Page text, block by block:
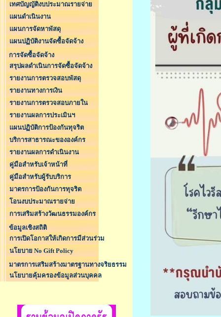
เทศบัญญัติงบประมาณรายจ่าย
แผนดำเนินงาน
แผนการจัดหาพัสดุ
แผนปฏิบัติงานจัดซื้อจัดจ้าง
การจัดซื้อจัดจ้าง
สรุปผลดำเนินการจัดซื้อจัดจ้าง
รายงานการตรวจสอบพัสดุ
รายงานทางการเงิน
รายงานการตรวจสอบภายใน
รายงานผลการประเมินฯ
แผนปฏิบัติการป้องกันทุจริต
บริการสาธารณะขององค์กร
รายงานผลการดำเนินงาน
คู่มือสำหรับเจ้าหน้าที่
คู่มือสำหรับผู้รับบริการ
มาตรการป้องกันการทุจริต
โอนงบประมาณรายจ่าย
การเสริมสร้างวัฒนธรรมองค์กร
ข้อมูลเชิงสถิติ
การเปิดโอกาสให้เกิดการมีส่วนร่วม
นโยบาย No Gift Policy
มาตรการเสริมสร้างมาตรฐานทางจริยธรรม
นโยบายคุ้มครองข้อมูลส่วนบุคคล